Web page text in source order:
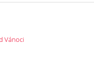
Vánoci